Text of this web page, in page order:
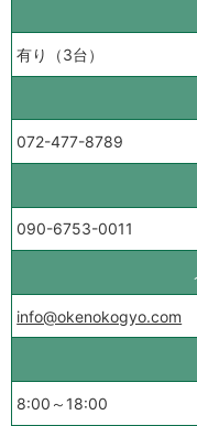
有り（3台）
072-477-8789
090-6753-0011
info@okenokogyo.com
8:00～18:00